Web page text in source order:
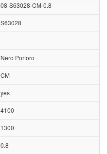
08-S63028-CM-0.8
S63028
Nero Portoro
CM
yes
4100
1300
0.8